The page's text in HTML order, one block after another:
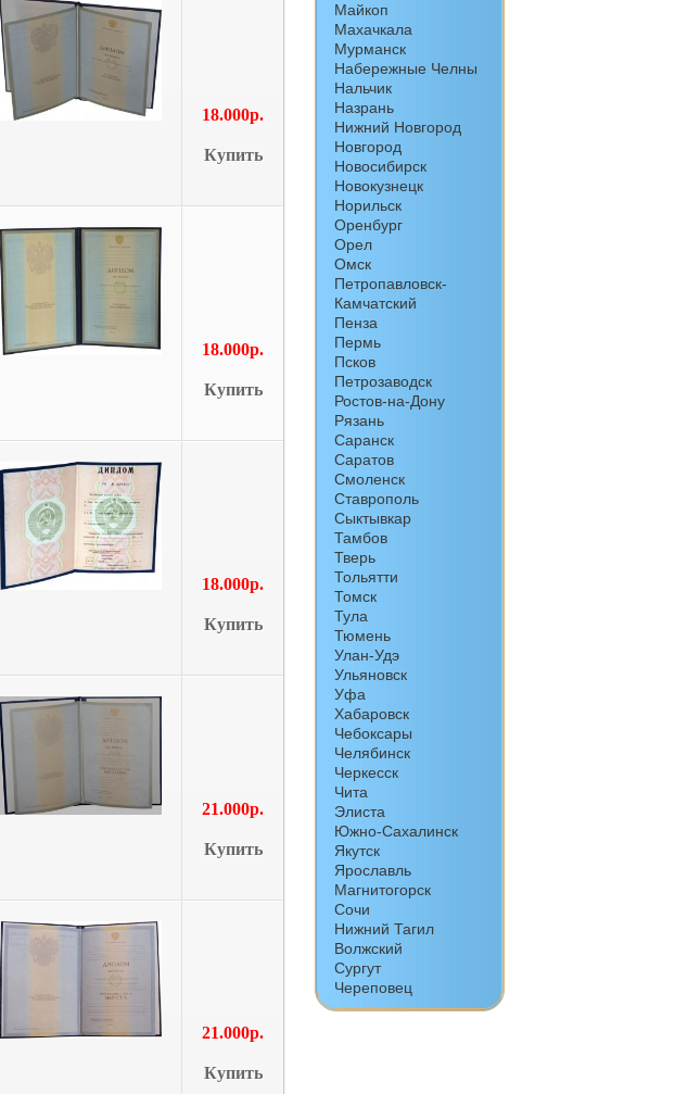
18.000р.
Купить
18.000р.
Купить
18.000р.
Купить
21.000р.
Купить
21.000р.
Купить
Майкоп
Махачкала
Мурманск
Набережные Челны
Нальчик
Назрань
Нижний Новгород
Новгород
Новосибирск
Новокузнецк
Норильск
Оренбург
Орел
Омск
Петропавловск-
Камчатский
Пенза
Пермь
Псков
Петрозаводск
Ростов-на-Дону
Рязань
Саранск
Саратов
Смоленск
Ставрополь
Сыктывкар
Тамбов
Тверь
Тольятти
Томск
Тула
Тюмень
Улан-Удэ
Ульяновск
Уфа
Хабаровск
Чебоксары
Челябинск
Черкесск
Чита
Элиста
Южно-Сахалинск
Якутск
Ярославль
Магнитогорск
Сочи
Нижний Тагил
Волжский
Сургут
Череповец